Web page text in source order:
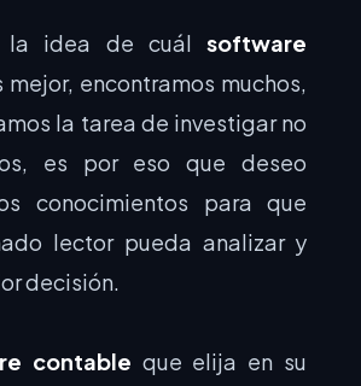
la idea de cuálsoftware
mejor, encontramos muchos,
la tarea de investigar no
es por eso que deseo
conocimientos para que
lector pueda analizar y
decisión.
contable que elija en su